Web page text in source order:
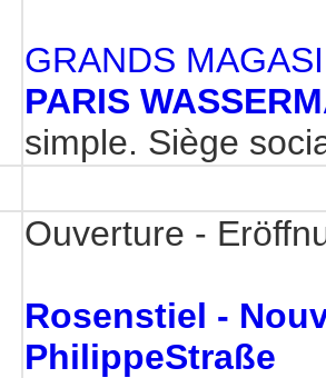
GRANDS
PARIS
simple. Siège
Ouverture -
Rosenstiel -
PhilippeStraße